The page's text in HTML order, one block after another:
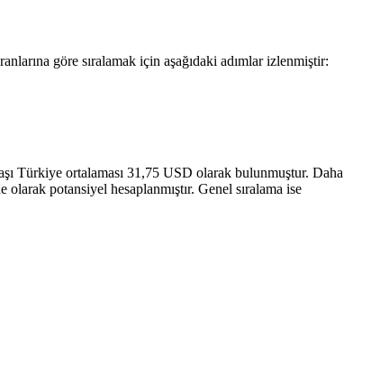
göre sıralamak için aşağıdaki adımlar izlenmiştir:
Türkiye ortalaması 31,75 USD olarak bulunmuştur. Daha
potansiyel hesaplanmıştır. Genel sıralama ise